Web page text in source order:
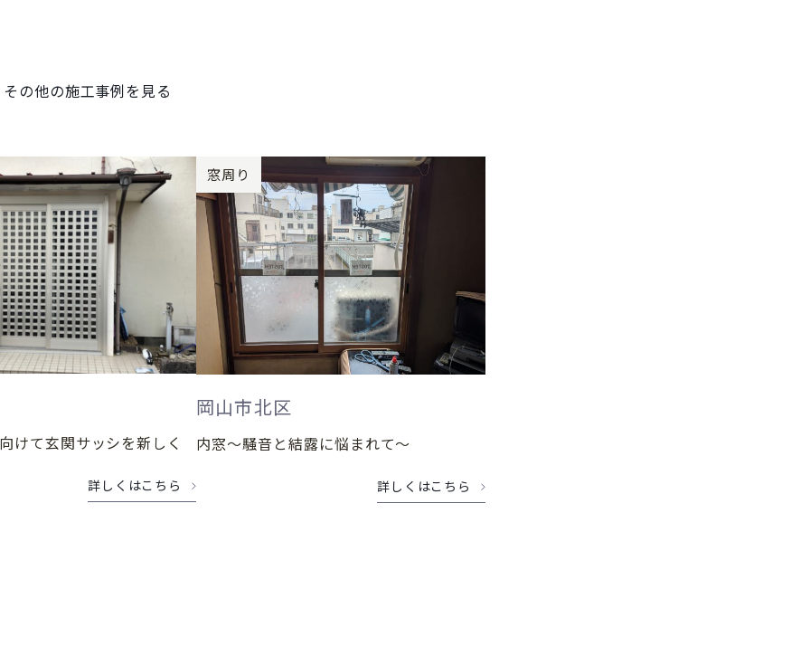
その他の施工事例を見る
けて玄関サッシを新しく
詳しくはこちら
窓周り
岡山市北区
内窓～騒音と結露に悩まれて～
詳しくはこちら